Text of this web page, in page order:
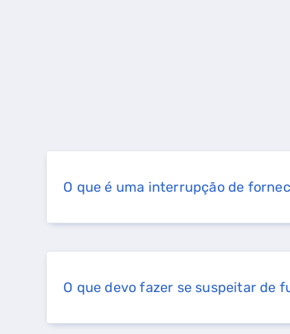
O que é uma interrupção de
O que devo fazer se suspeitar de